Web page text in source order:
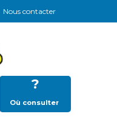
Nous contacter
?
Où consulter